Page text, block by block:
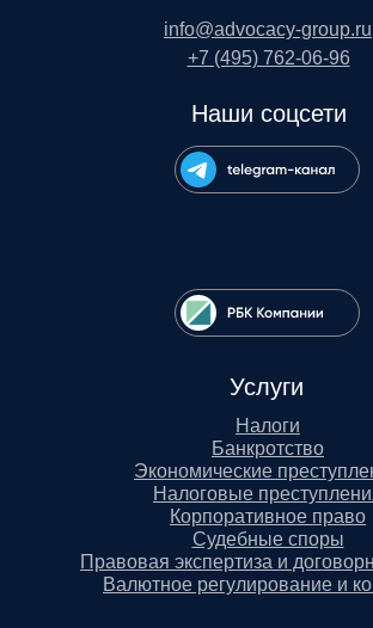
Наши соцсети
Налоги
Банкротство
Экономические
Налоговые
Корпоративное право
Судебные споры
Правовая экспертиза и
Валютное регулирование и
Услуги
info@advocacy-group.ru
+7 (495) 762-06-96